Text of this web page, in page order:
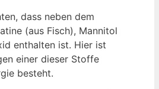
dass neben dem
(aus Fisch), Mannitol
enthalten ist. Hier ist
einer dieser Stoffe
besteht.